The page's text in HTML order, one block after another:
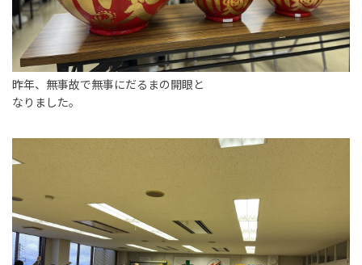
昨年、無事故で無事にだるまの開眼と
なりました。
新卒採用情報
一般採用 野本組
一般採用 アグリ事業部